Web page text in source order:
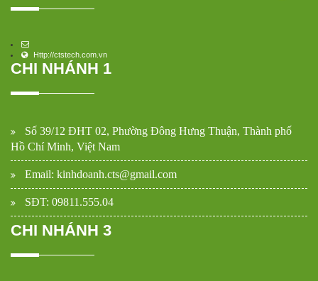
Http://ctstech.com.vn
CHI NHÁNH 1
Số 39/12 ĐHT 02, Phường Đông Hưng Thuận, Thành phố
Hồ Chí Minh, Việt Nam
Email: kinhdoanh.cts@gmail.com
SĐT: 09811.555.04
CHI NHÁNH 3